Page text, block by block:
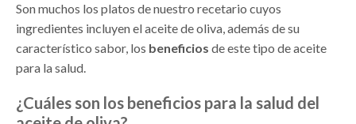
Son muchos los platos de nuestro recetario cuyos
ingredientes incluyen el aceite de oliva, además de su
característico sabor, los beneficios de este tipo de aceite
para la salud.
¿Cuáles son los beneficios para la salud del